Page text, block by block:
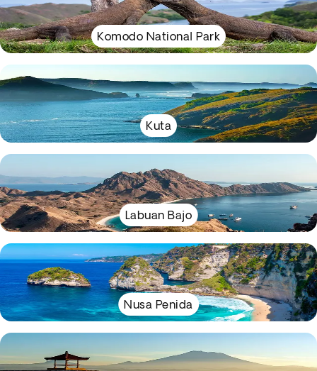
Komodo National Park
Kuta
Labuan Bajo
Nusa Penida